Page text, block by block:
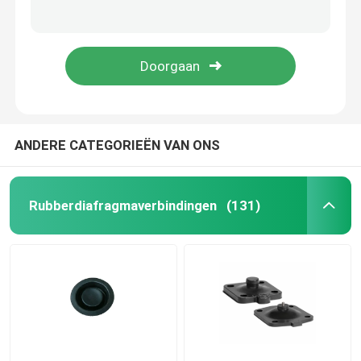
Het diafragma van de impulsklep
rubberschokbreker
ANDERE CATEGORIEËN VAN ONS
Rubberdiafragmaverbindingen (131)